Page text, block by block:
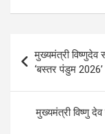
ce
b
o
o
k
se
n
g
er
navigation
मुख्यमंत्री विष्णुदेव
‘बस्तर पंडुम
मुख्यमंत्री विष्णु देव